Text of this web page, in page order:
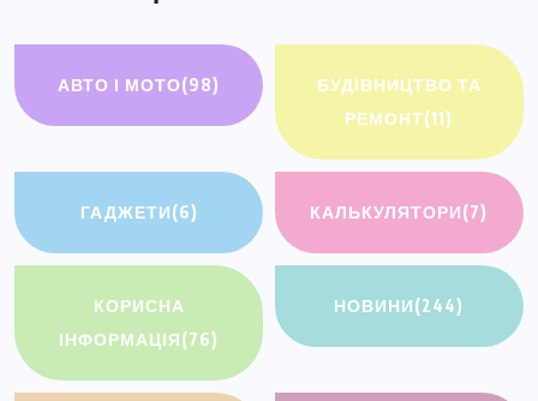
АВТО І МОТО(98)
БУДІВНИЦТВО ТА
РЕМОНТ(11)
ГАДЖЕТИ(6) КАЛЬКУЛЯТОРИ(7)
КОРИСНА
ІНФОРМАЦІЯ(76)
НОВИНИ(244)